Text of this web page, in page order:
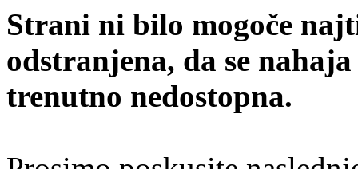
Strani ni bilo mogoče
odstranjena, da se
trenutno nedostopna.